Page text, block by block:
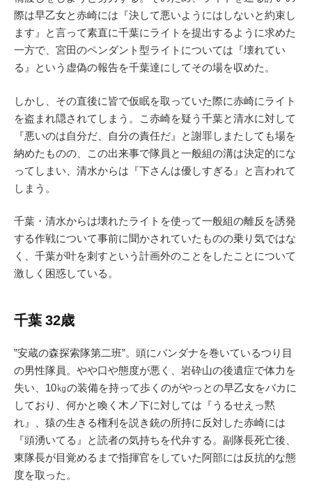
際は早乙女と赤崎には『決して悪いようにはしないと約束し
ます』と言って素直に千葉にライトを提出するように求めた
一方で、宮田のペンダント型ライトについては『壊れてい
る』という虚偽の報告を千葉達にしてその場を収めた。
しかし、その直後に皆で仮眠を取っていた際に赤崎にライト
を盗まれ隠されてしまう。こ赤崎を疑う千葉と清水に対して
『悪いのは自分だ、自分の責任だ』と謝罪しまたしても場を
納めたものの、この出来事で隊員と一般組の溝は決定的にな
ってしまい、清水からは『下さんは優しすぎる』と言われて
しまう。
千葉・清水からは壊れたライトを使って一般組の離反を誘発
する作戦について事前に聞かされていたものの乗り気ではな
く、千葉が叶を刺すという計画外のことをしたことについて
激しく困惑している。
千葉 32歳
”安蔵の森探索隊第二班”。頭にバンダナを巻いているつり目
の男性隊員。やや口や態度が悪く、岩砕山の後遺症で体力を
失い、10㎏の装備を持って歩くのがやっとの早乙女をバカに
しており、何かと喚く木ノ下に対しては『うるせえっ黙
れ』、猿の生きる権利を説き銃の所持に反対した赤崎には
『頭湧いてる』と読者の気持ちを代弁する。副隊長死亡後、
東隊長が目覚めるまで指揮官をしていた阿部には反抗的な態
度を取った。